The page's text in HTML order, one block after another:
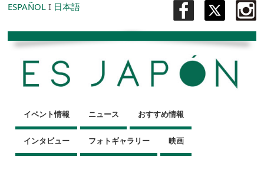
ESPAÑOL I 日本語
イベント情報 ニュース おすすめ情報
インタビュー フォトギャラリー 映画